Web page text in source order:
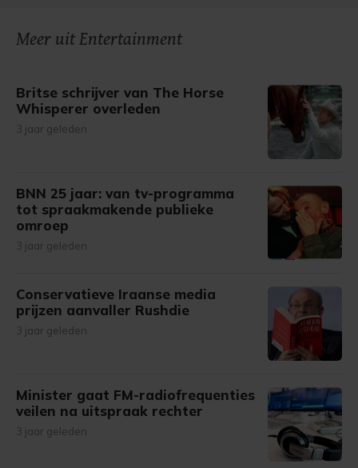
Meer uit Entertainment
Britse schrijver van The Horse
Whisperer overleden
3 jaar geleden
BNN 25 jaar: van tv-programma
tot spraakmakende publieke
omroep
3 jaar geleden
Conservatieve Iraanse media
prijzen aanvaller Rushdie
3 jaar geleden
Minister gaat FM-radiofrequenties
veilen na uitspraak rechter
3 jaar geleden